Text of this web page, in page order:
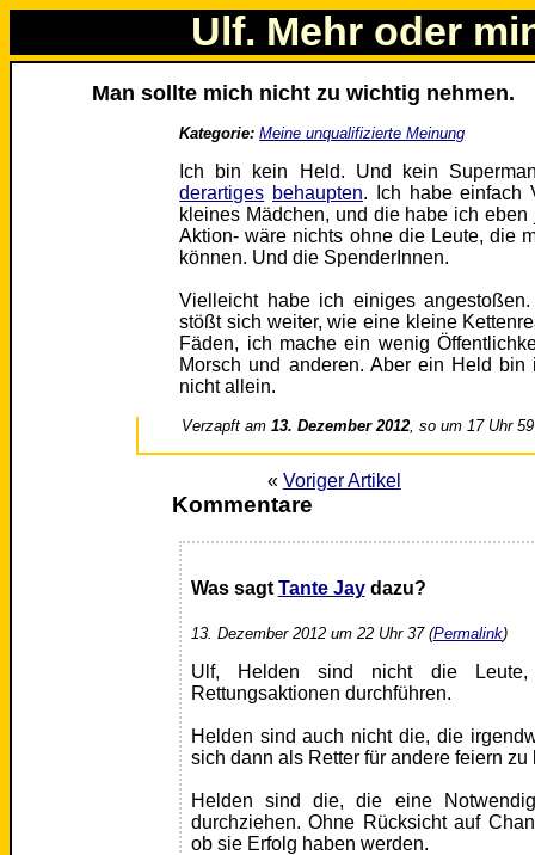
Ulf. Mehr oder
Man sollte mich nicht zu wichtig nehmen.
Kategorie: Meine unqualifizierte Meinung
Ich bin kein Held. Und kein
derartiges behaupten. Ich habe einfach
kleines Mädchen, und die habe ich
Aktion- wäre nichts ohne die Leute, die
können. Und die SpenderInnen.
Vielleicht habe ich einiges
stößt sich weiter, wie eine kleine
Fäden, ich mache ein wenig
Morsch und anderen. Aber ein Held
nicht allein.
Verzapft am13. Dezember 2012, so um 17 Uhr 59
« Voriger Artikel
Kommentare
Was sagt Tante Jaydazu?
13. Dezember 2012 um 22 Uhr 37 (Permalink)
Ulf, Helden sind nicht die Leute,
Rettungsaktionen durchführen.
Helden sind auch nicht die, die
sich dann als Retter für andere feiern zu
Helden sind die, die eine
durchziehen. Ohne Rücksicht auf
ob sie Erfolg haben werden.